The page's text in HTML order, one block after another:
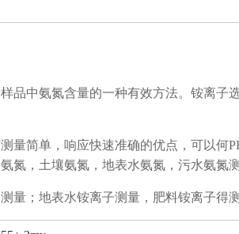
品中氨氮含量的一种有效方法。铵离子
量简单，响应快速准确的优点，可以何
氮，土壤氨氮，地表水氨氮，污水氨氮
量；地表水铵离子测量，肥料铵离子得测